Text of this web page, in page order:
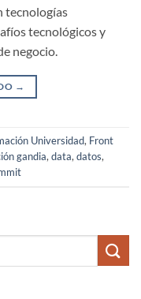
tecnologías
tecnológicos y
negocio.
→
Universidad, Front
gandia,data,datos,